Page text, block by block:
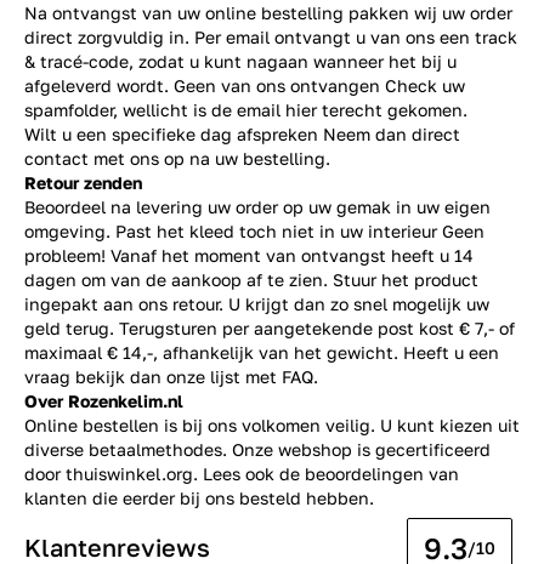
Na ontvangst van uw online bestelling pakken wij uw order
direct zorgvuldig in. Per email ontvangt u van ons een track
& tracé-code, zodat u kunt nagaan wanneer het bij u
afgeleverd wordt. Geen van ons ontvangen Check uw
spamfolder, wellicht is de email hier terecht gekomen.
Wilt u een specifieke dag afspreken Neem dan direct
contact met ons op na uw bestelling.
Retour zenden
Beoordeel na levering uw order op uw gemak in uw eigen
omgeving. Past het kleed toch niet in uw interieur Geen
probleem! Vanaf het moment van ontvangst heeft u 14
dagen om van de aankoop af te zien. Stuur het product
ingepakt aan ons retour. U krijgt dan zo snel mogelijk uw
geld terug. Terugsturen per aangetekende post kost € 7,- of
maximaal € 14,-, afhankelijk van het gewicht. Heeft u een
vraag bekijk dan onze lijst met FAQ.
Over Rozenkelim.nl
Online bestellen is bij ons volkomen veilig. U kunt kiezen uit
diverse betaalmethodes. Onze webshop is gecertificeerd
door thuiswinkel.org. Lees ook de beoordelingen van
klanten die eerder bij ons besteld hebben.
Klantenreviews 9.3/10